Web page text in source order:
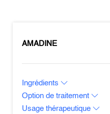
AMADINE
Ingrédients
Option de traitement
Usage thérapeutique